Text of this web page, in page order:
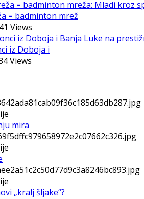
= badminton mrež
Views
iz Doboja i
Views
mira
„kralj šljake“?